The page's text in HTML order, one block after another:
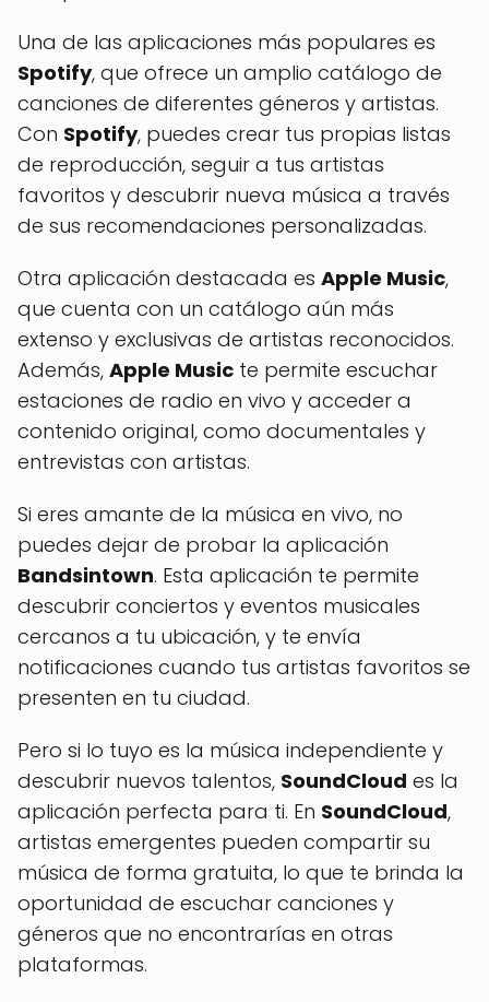
Una de las aplicaciones más populares es
Spotify, que ofrece un amplio catálogo de
canciones de diferentes géneros y artistas.
Con Spotify, puedes crear tus propias listas
de reproducción, seguir a tus artistas
favoritos y descubrir nueva música a través
de sus recomendaciones personalizadas.
Otra aplicación destacada es Apple Music,
que cuenta con un catálogo aún más
extenso y exclusivas de artistas reconocidos.
Además, Apple Music te permite escuchar
estaciones de radio en vivo y acceder a
contenido original, como documentales y
entrevistas con artistas.
Si eres amante de la música en vivo, no
puedes dejar de probar la aplicación
Bandsintown. Esta aplicación te permite
descubrir conciertos y eventos musicales
cercanos a tu ubicación, y te envía
notificaciones cuando tus artistas favoritos se
presenten en tu ciudad.
Pero si lo tuyo es la música independiente y
descubrir nuevos talentos, SoundCloud es la
aplicación perfecta para ti. En SoundCloud,
artistas emergentes pueden compartir su
música de forma gratuita, lo que te brinda la
oportunidad de escuchar canciones y
géneros que no encontrarías en otras
plataformas.